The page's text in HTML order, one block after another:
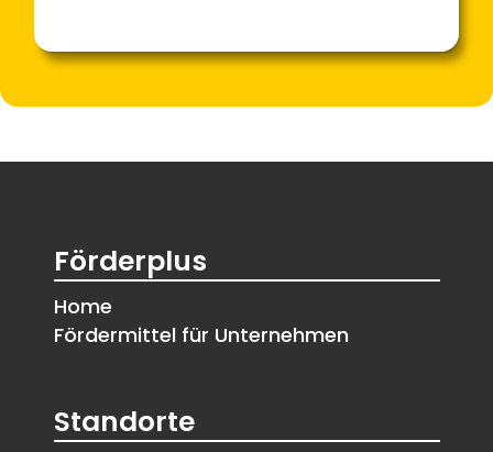
Förderplus
Home
Fördermittel für Unternehmen
Standorte